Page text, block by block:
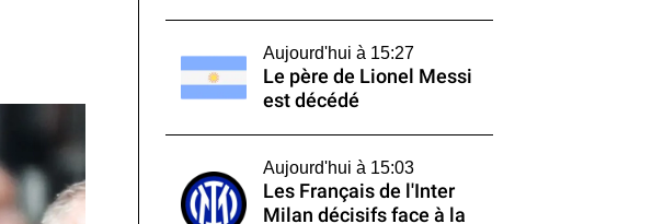
Aujourd'hui à 15:27
Le père de Lionel Messi
est décédé
Aujourd'hui à 15:03
Les Français de l'Inter
Milan décisifs face à la